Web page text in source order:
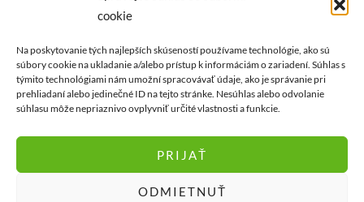
cookie
Na poskytovanie tých najlepších skúseností používame technológie, ako sú
súbory cookie na ukladanie a/alebo prístup k informáciám o zariadení. Súhlas s
týmito technológiami nám umožní spracovávať údaje, ako je správanie pri
prehliadaní alebo jedinečné ID na tejto stránke. Nesúhlas alebo odvolanie
súhlasu môže nepriaznivo ovplyvniť určité vlastnosti a funkcie.
PRIJAŤ
ODMIETNUŤ
Zásady používania súborov cookie
Kontaktujte nás a požiadajte o
najkvalitnejšie umelé kvety a
dekorácie..